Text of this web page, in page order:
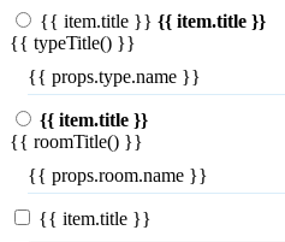
{{ item.title }} {{ item.title }}
{{ typeTitle() }}
{{ props.type.name }}
{{ item.title }}
{{ roomTitle() }}
{{ props.room.name }}
{{ item.title }}